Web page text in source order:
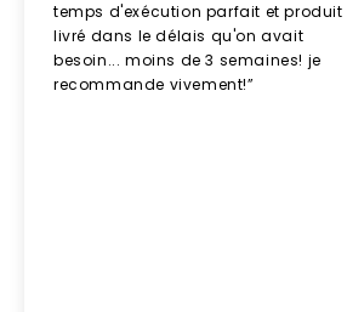
temps d'exécution parfait et produit
livré dans le délais qu'on avait
besoin... moins de 3 semaines! je
recommande vivement!”